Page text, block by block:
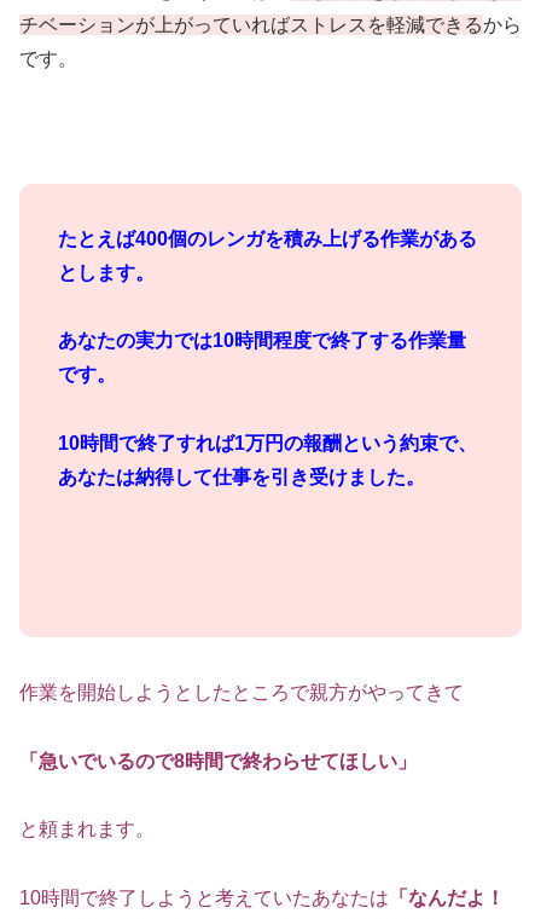
チベーションが上がっていればストレスを軽減できるから
です。
たとえば400個のレンガを積み上げる作業がある
とします。
あなたの実力では10時間程度で終了する作業量
です。
10時間で終了すれば1万円の報酬という約束で、
あなたは納得して仕事を引き受けました。
作業を開始しようとしたところで親方がやってきて
「急いでいるので8時間で終わらせてほしい」
と頼まれます。
10時間で終了しようと考えていたあなたは 「なんだよ！